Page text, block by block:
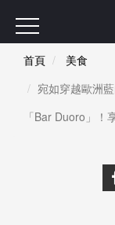
首頁
美食
宛如穿越歐洲
「Bar Duoro」！